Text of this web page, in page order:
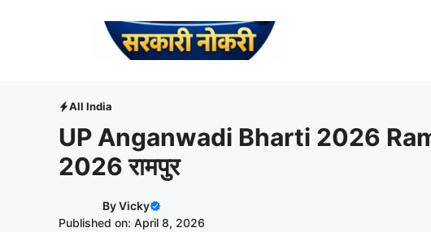
All India
UP Anganwadi Bharti 2026
2026 रामपुर
ByVicky
Published on: April 8, 2026